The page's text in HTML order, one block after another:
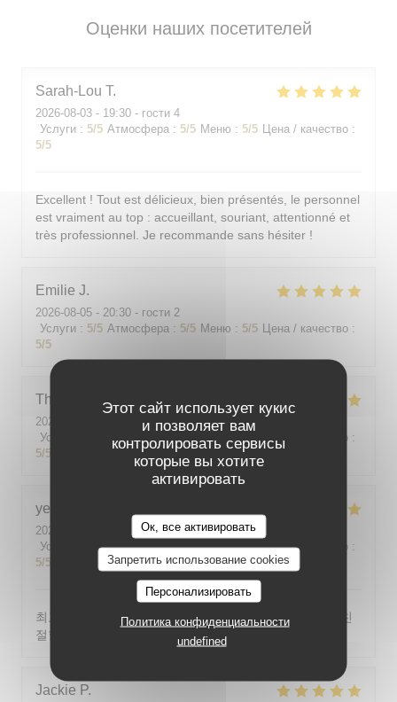
Этот сайт использует кукис
и позволяет вам
контролировать сервисы
которые вы хотите
активировать
Ок, все активировать
Запретить использование cookies
Персонализировать
Политика конфиденциальности
undefined
Оценки наших посетителей
Sarah-Lou T
2026-08-03 - 19:30 - гости 4
Услуги : 5/5 Атмосфера : 5/5 Меню : 5/5 Цена / качество :
5/5
Excellent ! Tout est délicieux, bien présentés, le personnel
est vraiment au top : accueillant, souriant, attentionné et
très professionnel. Je recommande sans hésiter !
Emilie J
2026-08-05 - 20:30 - гости 2
Услуги : 5/5 Атмосфера : 5/5 Меню : 5/5 Цена / качество :
5/5
Theo
2026-08-01
- 19:00 - гости 2
Услуги
Атмосфера : 5/5 Меню: 5/5 Цена / качество :
5/5
yeonghun
2026-08-03
- 19:00 - гости 4
Услуги
/5 Атмосфера: 5/5 Меню: 5/5 Цена / качество :
5/5
최고의 분위기, 최고의 맛, 프랑스어가 서툴지만 서버가 친
절함
Jackie P